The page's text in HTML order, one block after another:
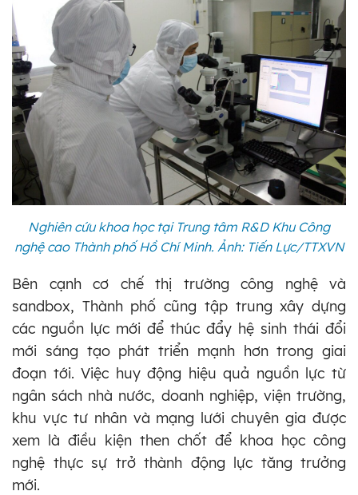
Nghiên cứu khoa học tại Trung tâm R&D Khu Công
nghệ cao Thành phố Hồ Chí Minh. Ảnh: Tiến Lực/TTXVN
Bên cạnh cơ chế thị trường công nghệ và
sandbox, Thành phố cũng tập trung xây dựng
các nguồn lực mới để thúc đẩy hệ sinh thái đổi
mới sáng tạo phát triển mạnh hơn trong giai
đoạn tới. Việc huy động hiệu quả nguồn lực từ
ngân sách nhà nước, doanh nghiệp, viện trường,
khu vực tư nhân và mạng lưới chuyên gia được
xem là điều kiện then chốt để khoa học công
nghệ thực sự trở thành động lực tăng trưởng
mới.